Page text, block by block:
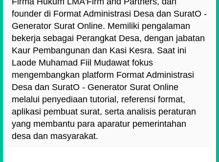
founder di Format Administrasi Desa dan SuratO -
Generator Surat Online. Memiliki pengalaman
bekerja sebagai Perangkat Desa, dengan jabatan
Kaur Pembangunan dan Kasi Kesra. Saat ini
Laode Muhamad Fiil Mudawat fokus
mengembangkan platform Format Administrasi
Desa dan SuratO - Generator Surat Online
melalui penyediaan tutorial, referensi format,
aplikasi pembuat surat, serta analisis peraturan
yang membantu para aparatur pemerintahan
desa dan masyarakat.